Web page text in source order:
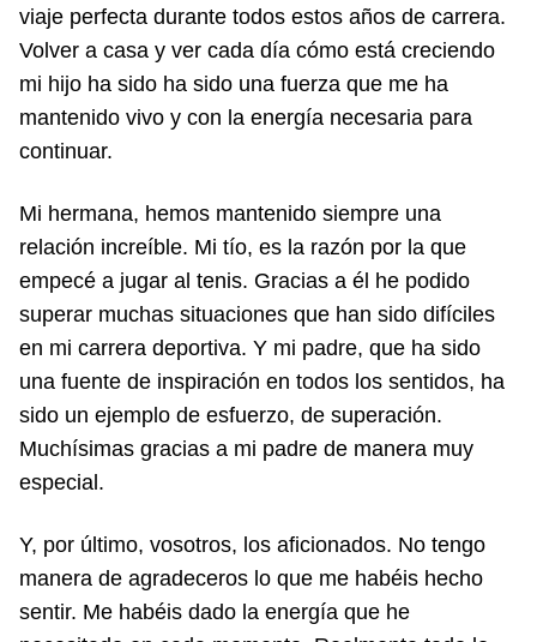
viaje perfecta durante todos estos años de carrera.
Volver a casa y ver cada día cómo está creciendo
mi hijo ha sido ha sido una fuerza que me ha
mantenido vivo y con la energía necesaria para
continuar.
Mi hermana, hemos mantenido siempre una
relación increíble. Mi tío, es la razón por la que
empecé a jugar al tenis. Gracias a él he podido
superar muchas situaciones que han sido difíciles
en mi carrera deportiva. Y mi padre, que ha sido
una fuente de inspiración en todos los sentidos, ha
sido un ejemplo de esfuerzo, de superación.
Muchísimas gracias a mi padre de manera muy
especial.
Y, por último, vosotros, los aficionados. No tengo
manera de agradeceros lo que me habéis hecho
sentir. Me habéis dado la energía que he